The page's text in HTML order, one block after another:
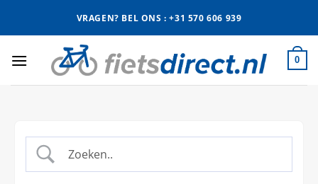
VRAGEN? BEL ONS : +31 570 606 939
0